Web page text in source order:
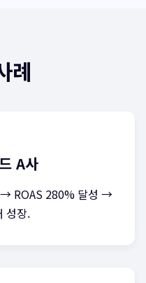
례
A사
→ ROAS 280% 달성 →
성장.